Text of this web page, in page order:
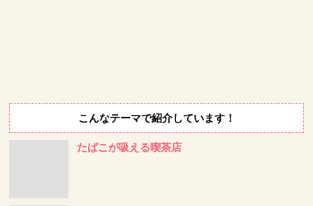
こんなテーマで紹介しています！
たばこが吸える喫茶店